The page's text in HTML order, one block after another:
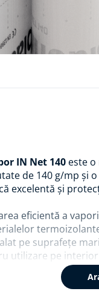
IN Net 140 este
de 140 g/mp și
excelentă și
eficientă a
pe suprafețe
utilizare pe